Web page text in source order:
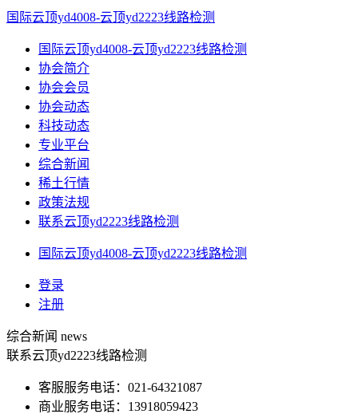
国际云顶yd4008-云顶yd2223线路检测
国际云顶yd4008-云顶yd2223线路检测
协会简介
协会会员
协会动态
科技动态
专业平台
综合新闻
稀土行情
政策法规
联系云顶yd2223线路检测
国际云顶yd4008-云顶yd2223线路检测
登录
注册
综合新闻 news
联系云顶yd2223线路检测
客服服务电话：021-64321087
商业服务电话：13918059423